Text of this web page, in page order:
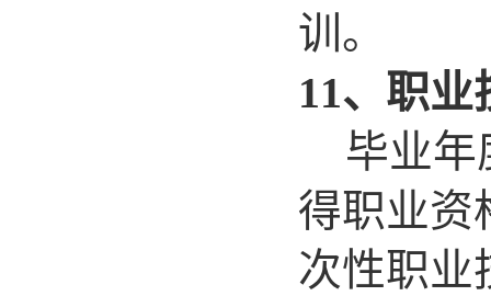
训。
11、职业
毕业年
得职业资
次性职业